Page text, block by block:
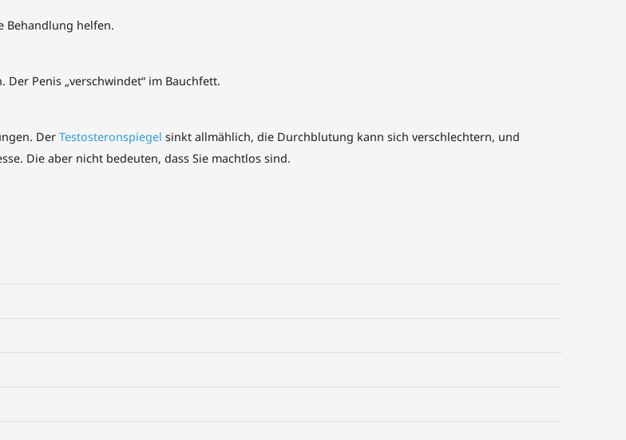
Behandlung helfen.
Penis „verschwindet“ im Bauchfett.
Der Testosteronspiegel sinkt allmählich, die Durchblutung kann sich verschlechtern, und
Die aber nicht bedeuten, dass Sie machtlos sind.